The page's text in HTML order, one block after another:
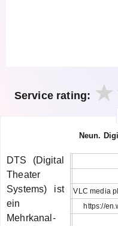
Service rating:
Neun.
VLC media
https://
DTS (Digital
Theater
Systems) ist
ein
Mehrkanal-